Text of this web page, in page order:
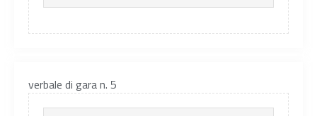
verbale di gara n. 5